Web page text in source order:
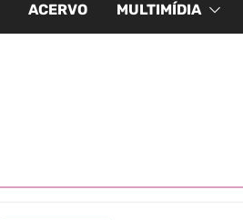
ACERVO MULTIMÍDIA